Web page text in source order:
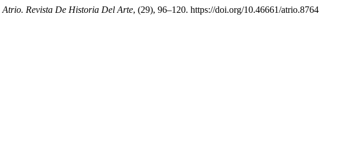
Atrio. Revista De Historia Del Arte, (29), 96–120. https://doi.org/10.46661/atrio.8764